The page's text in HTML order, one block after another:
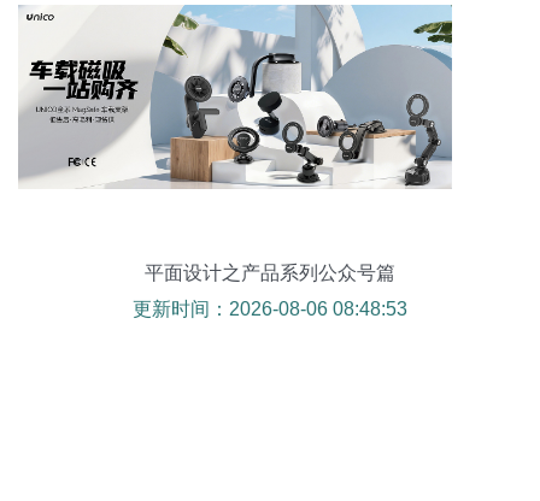
平面设计之产品系列公众号篇
更新时间：2026-08-06 08:48:53